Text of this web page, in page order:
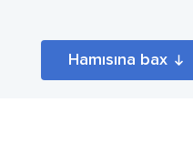
Hamısına bax